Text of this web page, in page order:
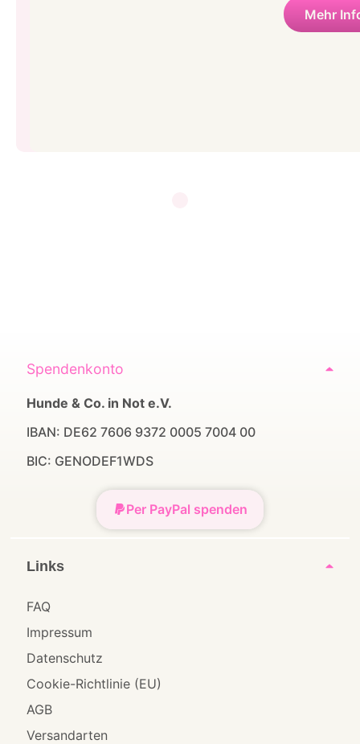
Mehr
Per PayPal spenden
Spendenkonto
Hunde & Co. in Not e.V.
IBAN: DE62 7606 9372 0005 7004 00
BIC: GENODEF1WDS
Links
FAQ
Impressum
Datenschutz
Cookie-Richtlinie (EU)
AGB
Versandarten